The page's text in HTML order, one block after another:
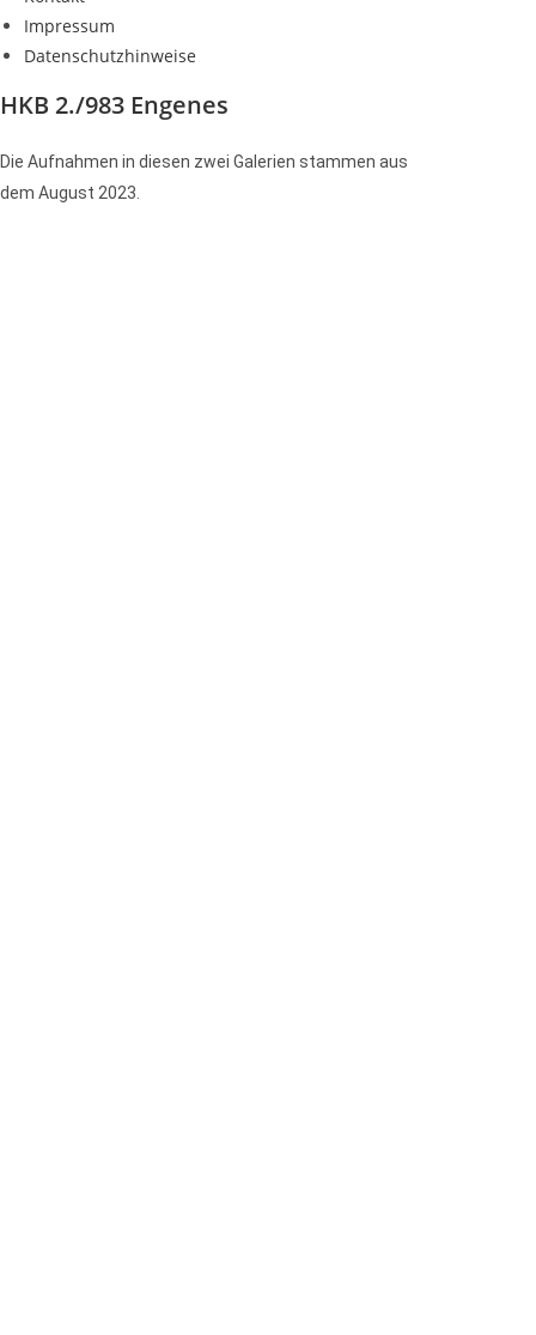
Impressum
Datenschutzhinweise
HKB 2./983 Engenes
Die Aufnahmen in diesen zwei Galerien stammen aus
dem August 2023.